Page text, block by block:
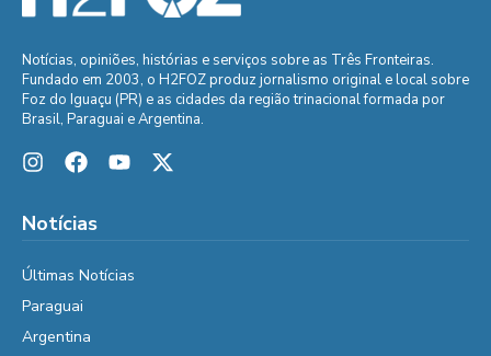
Notícias, opiniões, histórias e serviços sobre as Três Fronteiras.
Fundado em 2003, o H2FOZ produz jornalismo original e local sobre
Foz do Iguaçu (PR) e as cidades da região trinacional formada por
Brasil, Paraguai e Argentina.
Notícias
Últimas Notícias
Paraguai
Argentina